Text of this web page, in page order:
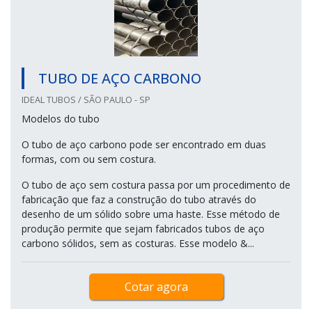
TUBO DE AÇO CARBONO
IDEAL TUBOS / SÃO PAULO - SP
Modelos do tubo
O tubo de aço carbono pode ser encontrado em duas
formas, com ou sem costura.
O tubo de aço sem costura passa por um procedimento de
fabricação que faz a construção do tubo através do
desenho de um sólido sobre uma haste. Esse método de
produção permite que sejam fabricados tubos de aço
carbono sólidos, sem as costuras. Esse modelo &...
Cotar agora